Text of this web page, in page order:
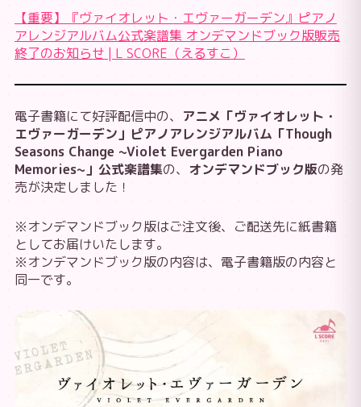
【重要】『ヴァイオレット・エヴァーガーデン』ピアノ
アレンジアルバム公式楽譜集 オンデマンドブック版販売
終了のお知らせ | L SCORE（えるすこ）
電子書籍にて好評配信中の、 アニメ「ヴァイオレット・
エヴァーガーデン」ピアノアレンジアルバム「Though
Seasons Change ~Violet Evergarden Piano
Memories~」公式楽譜集の、 オンデマンドブック版の発
売が決定しました！
※オンデマンドブック版はご注文後、ご配送先に紙書籍
としてお届けいたします。
※オンデマンドブック版の内容は、電子書籍版の内容と
同一です。